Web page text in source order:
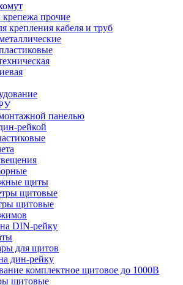
прочие
крепления кабеля и труб
панелью
рейкой
щиты
щитовые
щитовые
DIN-рейку
для щитов
дин-рейку
комплектное щитовое до 1000В
щитовые